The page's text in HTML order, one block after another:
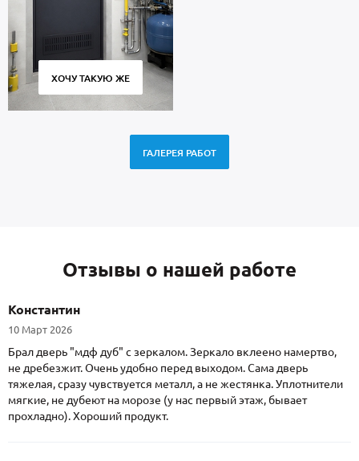
ХОЧУ ТАКУЮ ЖЕ
ГАЛЕРЕЯ РАБОТ
Отзывы о нашей работе
Константин
10 Март 2026
Брал дверь "мдф дуб" с зеркалом. Зеркало вклеено намертво,
не дребезжит. Очень удобно перед выходом. Сама дверь
тяжелая, сразу чувствуется металл, а не жестянка. Уплотнители
мягкие, не дубеют на морозе (у нас первый этаж, бывает
прохладно). Хороший продукт.